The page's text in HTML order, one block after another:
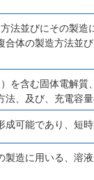
法並びにその製
体の製造方法並
を含む固体電解
、及び、充電容
可能であり、短
造に用いる、溶